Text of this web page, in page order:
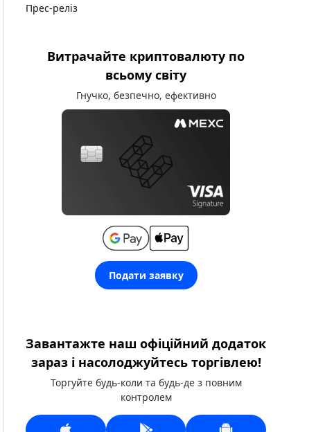
Прес-реліз
Витрачайте криптовалюту по
всьому світу
Гнучко, безпечно, ефективно
Подати заявку
Завантажте наш офіційний додаток
зараз і насолоджуйтесь торгівлею!
Торгуйте будь-коли та будь-де з повним
контролем